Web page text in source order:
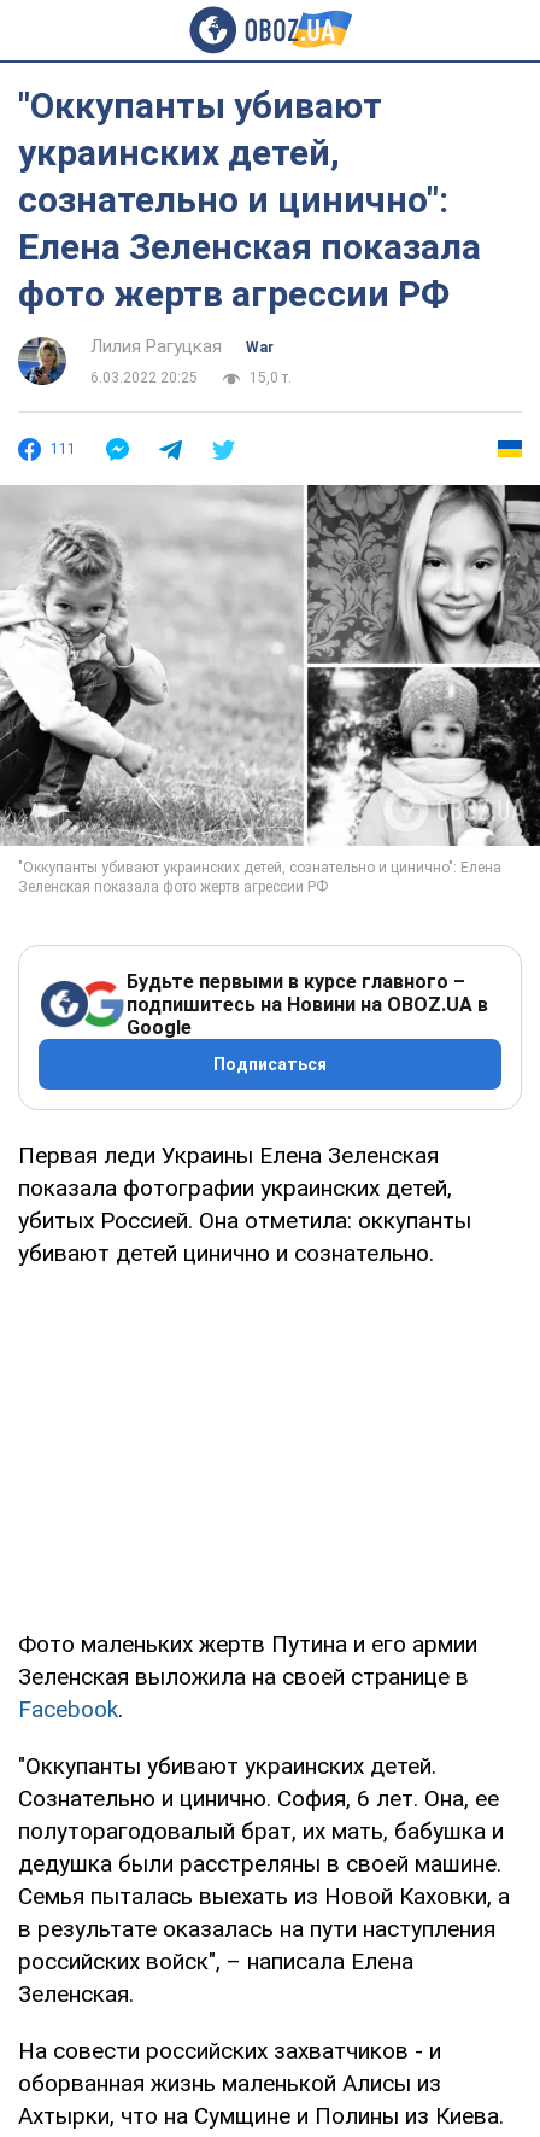
"Оккупанты убивают
украинских детей,
сознательно и цинично":
Елена Зеленская показала
фото жертв агрессии РФ
Лилия Рагуцкая
War
6.03.2022 20:25
15,0 т.
111
Будьте первыми в курсе главного –
подпишитесь на Новини на OBOZ.UA в
Google
Подписаться
Первая леди Украины Елена Зеленская
показала фотографии украинских детей,
убитых Россией. Она отметила: оккупанты
убивают детей цинично и сознательно.
Фото маленьких жертв Путина и его армии
Зеленская выложила на своей странице в
Facebook.
"Оккупанты убивают украинских детей.
Сознательно и цинично. София, 6 лет. Она, ее
полуторагодовалый брат, их мать, бабушка и
дедушка были расстреляны в своей машине.
Семья пыталась выехать из Новой Каховки, а
в результате оказалась на пути наступления
российских войск", – написала Елена
Зеленская.
На совести российских захватчиков - и
оборванная жизнь маленькой Алисы из
Ахтырки, что на Сумщине и Полины из Киева.